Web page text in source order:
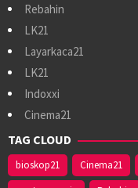
Rebahin
LK21
Layarkaca21
LK21
Indoxxi
Cinema21
TAG CLOUD
bioskop21 Cinema21